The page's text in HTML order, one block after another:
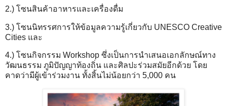
2.) โซนสินค้าอาหารและเครื่องดื่ม
3.) โซนนิทรรศการให้ข้อมูลความรู้เกี่ยวกับ UNESCO Creative
Cities และ
4.) โซนกิจกรรม Workshop ซึ่งเป็นการนำเสนอเอกลักษณ์ทาง
วัฒนธรรม ภูมิปัญญาท้องถิ่น และศิลปะร่วมสมัยอีกด้วย โดย
คาดว่ามีผู้เข้าร่วมงาน ทั้งสิ้นไม่น้อยกว่า 5,000 คน